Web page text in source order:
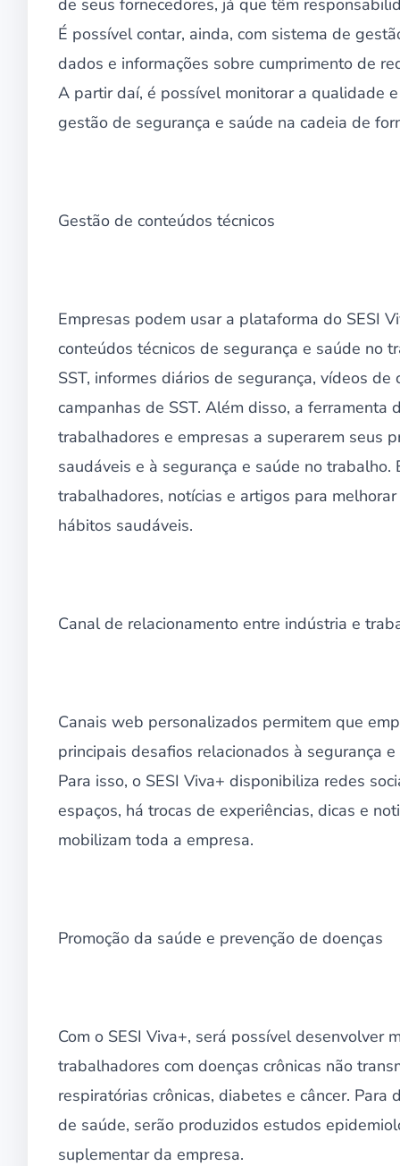
É possível contar, ainda, com sistema de
dados e informações sobre cumprimento de
A partir daí, é possível monitorar a qualidade
gestão de segurança e saúde na cadeia de
Gestão de conteúdos técnicos
Empresas podem usar a plataforma do SESI
conteúdos técnicos de segurança e saúde no
SST, informes diários de segurança, vídeos
campanhas de SST. Além disso, a
trabalhadores e empresas a superarem seus
saudáveis e à segurança e saúde no
trabalhadores, notícias e artigos para
hábitos saudáveis.
Canal de relacionamento entre indústria e
Canais web personalizados permitem que
principais desafios relacionados à segurança
Para isso, o SESI Viva+ disponibiliza redes
espaços, há trocas de experiências, dicas e
mobilizam toda a empresa.
Promoção da saúde e prevenção de doenças
Com o SESI Viva+, será possível desenvolver
trabalhadores com doenças crônicas não
respiratórias crônicas, diabetes e câncer.
de saúde, serão produzidos estudos
suplementar da empresa.